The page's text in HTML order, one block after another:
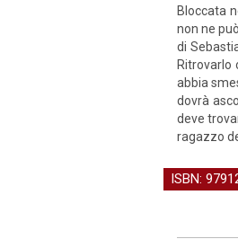
Bloccata
non ne
di
Ritrovarlo
abbia
dovrà
deve
ragazzo
ISBN: